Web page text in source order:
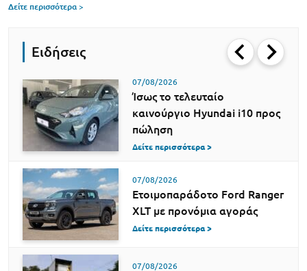
Δείτε περισσότερα >
Ειδήσεις
07/08/2026
Ίσως το τελευταίο
καινούργιο Hyundai i10 προς
πώληση
Δείτε περισσότερα >
07/08/2026
Ετοιμοπαράδοτο Ford Ranger
XLT με προνόμια αγοράς
Δείτε περισσότερα >
07/08/2026